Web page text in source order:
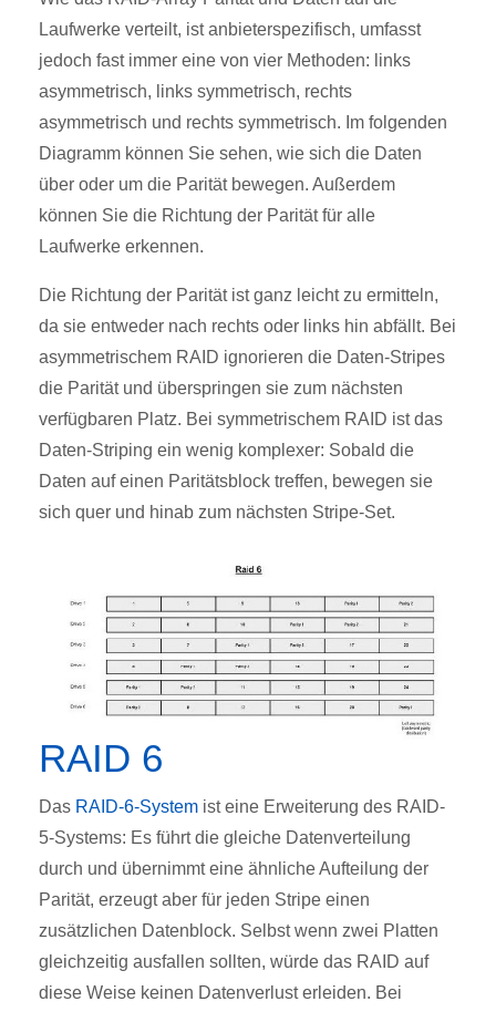
Laufwerke verteilt, ist anbieterspezifisch, umfasst
jedoch fast immer eine von vier Methoden: links
asymmetrisch, links symmetrisch, rechts
asymmetrisch und rechts symmetrisch. Im folgenden
Diagramm können Sie sehen, wie sich die Daten
über oder um die Parität bewegen. Außerdem
können Sie die Richtung der Parität für alle
Laufwerke erkennen.
Die Richtung der Parität ist ganz leicht zu ermitteln,
da sie entweder nach rechts oder links hin abfällt. Bei
asymmetrischem RAID ignorieren die Daten-Stripes
die Parität und überspringen sie zum nächsten
verfügbaren Platz. Bei symmetrischem RAID ist das
Daten-Striping ein wenig komplexer: Sobald die
Daten auf einen Paritätsblock treffen, bewegen sie
sich quer und hinab zum nächsten Stripe-Set.
RAID 6
Das RAID-6-System ist eine Erweiterung des RAID-
5-Systems: Es führt die gleiche Datenverteilung
durch und übernimmt eine ähnliche Aufteilung der
Parität, erzeugt aber für jeden Stripe einen
zusätzlichen Datenblock. Selbst wenn zwei Platten
gleichzeitig ausfallen sollten, würde das RAID auf
diese Weise keinen Datenverlust erleiden. Bei